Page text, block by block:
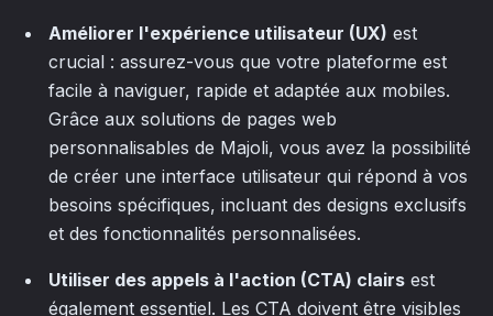
Améliorer l'expérience utilisateur (UX) est
crucial : assurez-vous que votre plateforme est
facile à naviguer, rapide et adaptée aux mobiles.
Grâce aux solutions de pages web
personnalisables de Majoli, vous avez la possibilité
de créer une interface utilisateur qui répond à vos
besoins spécifiques, incluant des designs exclusifs
et des fonctionnalités personnalisées.
Utiliser des appels à l'action (CTA) clairs est
également essentiel. Les CTA doivent être visibles